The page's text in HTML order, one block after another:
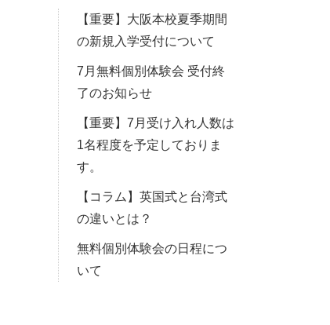
【重要】大阪本校夏季期間
の新規入学受付について
7月無料個別体験会 受付終
了のお知らせ
【重要】7月受け入れ人数は
1名程度を予定しておりま
す。
【コラム】英国式と台湾式
の違いとは？
無料個別体験会の日程につ
いて